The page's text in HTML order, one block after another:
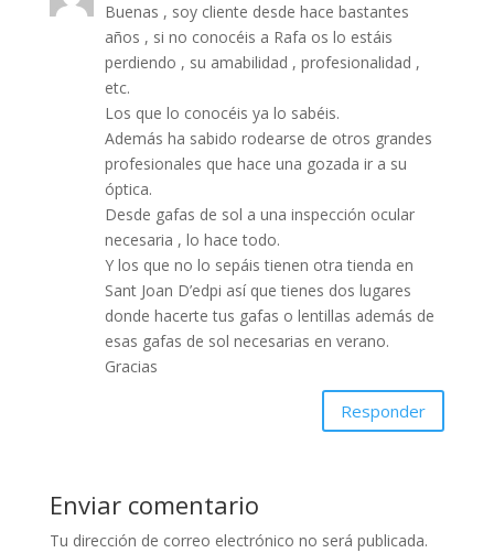
Buenas , soy cliente desde hace bastantes
años , si no conocéis a Rafa os lo estáis
perdiendo , su amabilidad , profesionalidad ,
etc.
Los que lo conocéis ya lo sabéis.
Además ha sabido rodearse de otros grandes
profesionales que hace una gozada ir a su
óptica.
Desde gafas de sol a una inspección ocular
necesaria , lo hace todo.
Y los que no lo sepáis tienen otra tienda en
Sant Joan D’edpi así que tienes dos lugares
donde hacerte tus gafas o lentillas además de
esas gafas de sol necesarias en verano.
Gracias
Responder
Enviar comentario
Tu dirección de correo electrónico no será publicada.